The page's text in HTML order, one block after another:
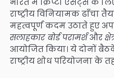
भारत में क्रिप्टो एसेट्स के
राष्ट्रीय विनियामक ढाँचा
महत्वपूर्ण कदम उठाते हुए
सलाहकार बोर्ड परामर्शऔर
आयोजित किया। ये दोनों
राष्ट्रीय शोध परियोजना के